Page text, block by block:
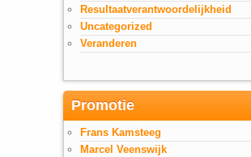
Resultaatverantwoordelijkheid
Uncategorized
Veranderen
Promotie
Frans Kamsteeg
Marcel Veenswijk